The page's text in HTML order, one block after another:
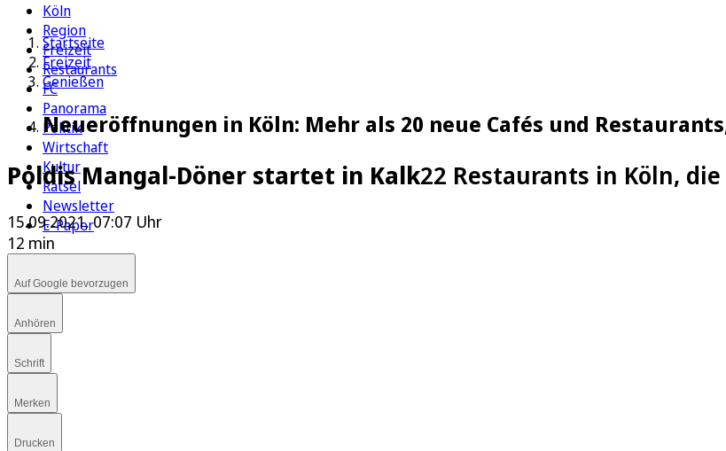
Köln
Region
Freizeit
Restaurants
FC
Panorama
Politik
Wirtschaft
Kultur
Rätsel
Newsletter
E-Paper
Startseite
Freizeit
Genießen
Neueröffnungen in Köln: Mehr als 20 neue Cafés und
Poldis Mangal-Döner startet in Kalk22 Restaurants in Köln,
15.09.2021, 07:07 Uhr
12 min
Auf Google bevorzugen
Anhören
Schrift
Merken
Drucken